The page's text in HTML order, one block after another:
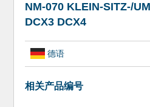
NM-070 KLEIN-SITZ-/
DCX3 DCX4
德语
相关产品编号